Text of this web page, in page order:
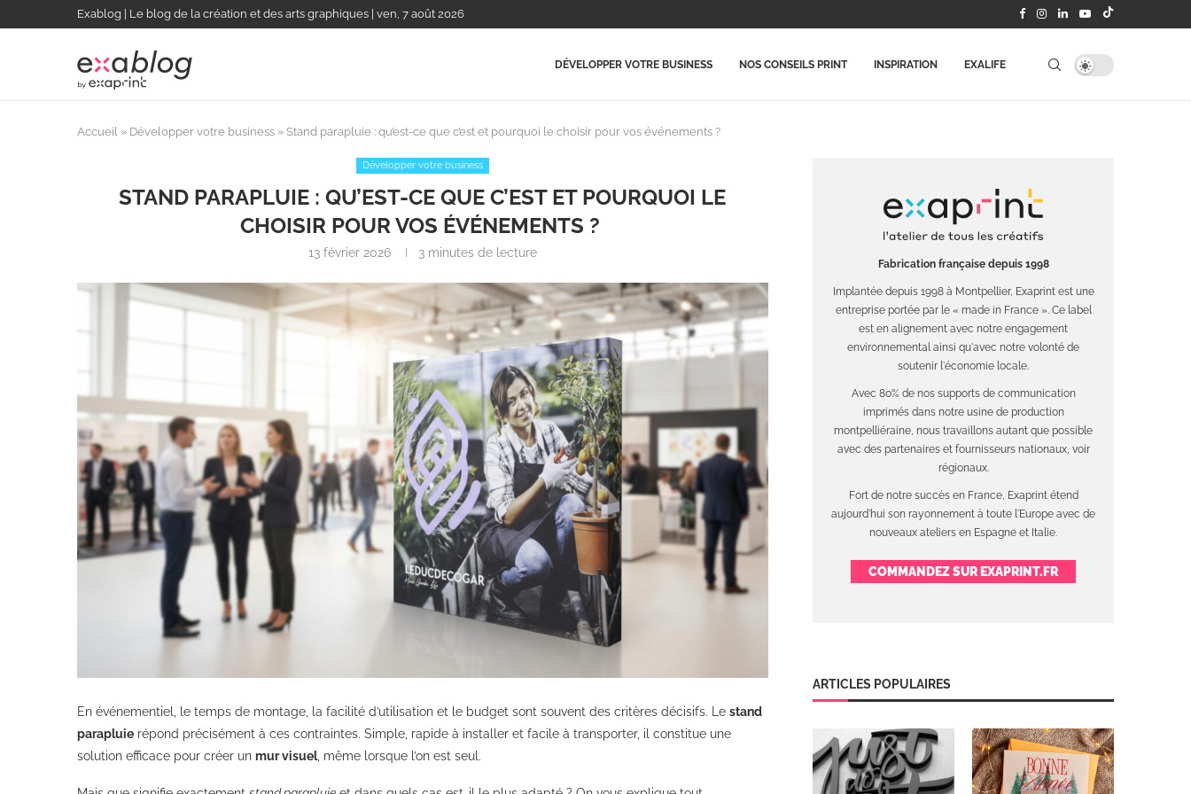
Exablog | Le blog de la création et des arts graphiques | ven, 7 août 2026
DÉVELOPPER VOTRE BUSINESS NOS CONSEILS PRINT INSPIRATION EXALIFE
Accueil » Développer votre business » Stand parapluie : qu’est-ce que c’est et pourquoi le choisir pour vos événements ?
Développer votre business
STAND PARAPLUIE : QU’EST-CE QUE C’EST ET POURQUOI LE
CHOISIR POUR VOS ÉVÉNEMENTS ?
13 février 2026 3 minutes de lecture
En événementiel, le temps de montage, la facilité d’utilisation et le budget sont souvent des critères décisifs. Le stand
parapluie répond précisément à ces contraintes. Simple, rapide à installer et facile à transporter, il constitue une
solution efficace pour créer un mur visuel, même lorsque l’on est seul.
Fabrication française depuis 1998
Implantée depuis 1998 à Montpellier, Exaprint est une
entreprise portée par le « made in France ». Ce label
est en alignement avec notre engagement
environnemental ainsi qu'avec notre volonté de
soutenir l'économie locale.
Avec 80% de nos supports de communication
imprimés dans notre usine de production
montpelliéraine, nous travaillons autant que possible
avec des partenaires et fournisseurs nationaux, voir
régionaux.
Fort de notre succès en France, Exaprint étend
aujourd'hui son rayonnement à toute l'Europe avec de
nouveaux ateliers en Espagne et Italie.
COMMANDEZ SUR EXAPRINT.FR
ARTICLES POPULAIRES